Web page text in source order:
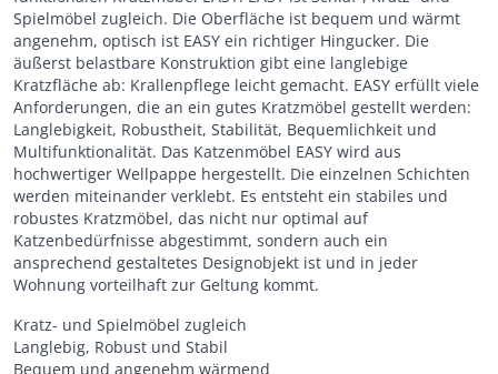
Spielmöbel zugleich. Die Oberfläche ist bequem und wärmt
angenehm, optisch ist EASY ein richtiger Hingucker. Die
äußerst belastbare Konstruktion gibt eine langlebige
Kratzfläche ab: Krallenpflege leicht gemacht. EASY erfüllt viele
Anforderungen, die an ein gutes Kratzmöbel gestellt werden:
Langlebigkeit, Robustheit, Stabilität, Bequemlichkeit und
Multifunktionalität. Das Katzenmöbel EASY wird aus
hochwertiger Wellpappe hergestellt. Die einzelnen Schichten
werden miteinander verklebt. Es entsteht ein stabiles und
robustes Kratzmöbel, das nicht nur optimal auf
Katzenbedürfnisse abgestimmt, sondern auch ein
ansprechend gestaltetes Designobjekt ist und in jeder
Wohnung vorteilhaft zur Geltung kommt.
Kratz- und Spielmöbel zugleich
Langlebig, Robust und Stabil
Bequem und angenehm wärmend